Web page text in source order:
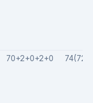
70+2+0+2+0